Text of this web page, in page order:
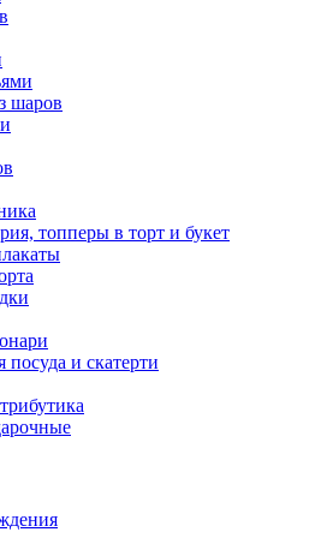
шаров
топперы в торт и букет
посуда и скатерти